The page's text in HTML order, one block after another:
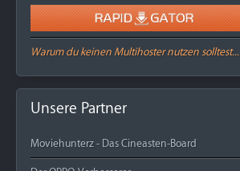
Warum du keinen Multihoster nutzen solltest...
Unsere Partner
Moviehunterz - Das Cineasten-Board